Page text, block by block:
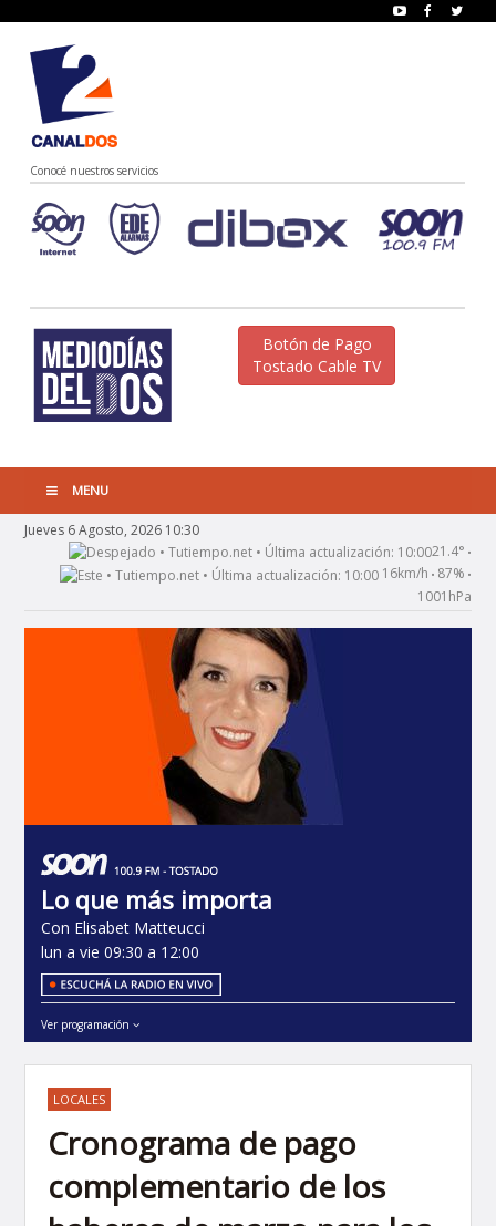
Conocé nuestros servicios
Botón de Pago
Tostado Cable TV
MENU
Jueves 6 Agosto, 2026 10:30
21.4° •
16km/h • 87% •
1001hPa
Lo que más importa
Con Elisabet Matteucci
lun a vie 09:30 a 12:00
Ver programación
LOCALES
Cronograma de pago
complementario de los